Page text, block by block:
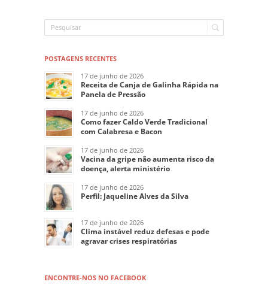
POSTAGENS RECENTES
17 de junho de 2026
Receita de Canja de Galinha Rápida na
Panela de Pressão
17 de junho de 2026
Como fazer Caldo Verde Tradicional
com Calabresa e Bacon
17 de junho de 2026
Vacina da gripe não aumenta risco da
doença, alerta ministério
17 de junho de 2026
Perfil: Jaqueline Alves da Silva
17 de junho de 2026
Clima instável reduz defesas e pode
agravar crises respiratórias
ENCONTRE-NOS NO FACEBOOK